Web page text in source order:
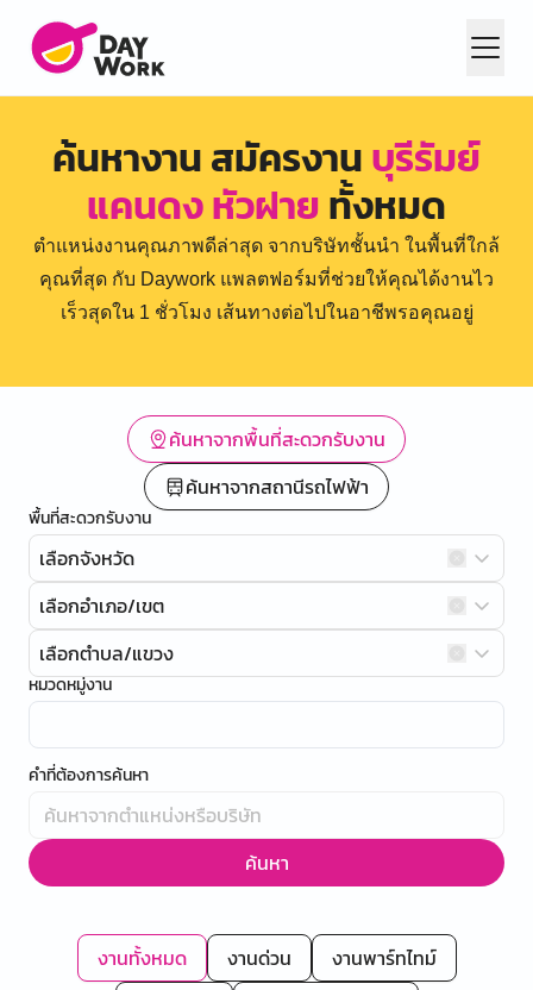
ค้นหางาน สมัครงานบุรีรัมย์
แคนดง หัวฝายทั้งหมด
ตำแหน่งงานคุณภาพดีล่าสุด จากบริษัทชั้นนำ ในพื้นที่ใกล้
คุณที่สุด กับ Daywork แพลตฟอร์มที่ช่วยให้คุณได้งานไว
เร็วสุดใน 1 ชั่วโมง เส้นทางต่อไปในอาชีพรอคุณอยู่
ค้นหาจากพื้นที่สะดวกรับงาน
ค้นหาจากสถานีรถไฟฟ้า
พื้นที่สะดวกรับงาน
เลือกจังหวัด
เลือกอำเภอ/เขต
เลือกตำบล/แขวง
หมวดหมู่งาน
คำที่ต้องการค้นหา
ค้นหา
งานทั้งหมด งานด่วน
งานพาร์ทไทม์